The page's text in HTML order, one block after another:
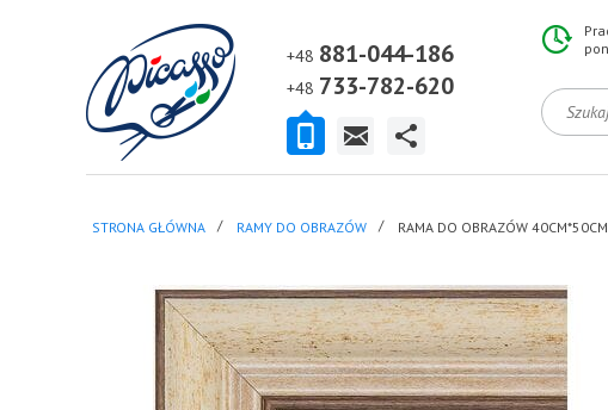
+48 881-044-186
+48 733-782-620
STRONA GŁÓWNA RAMY DO OBRAZÓW RAMA DO OBRAZÓW